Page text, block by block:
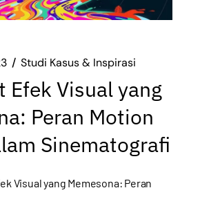
Studi Kasus & Inspirasi
Efek Visual yang
Peran Motion
Sinematografi
Visual yang Memesona: Peran